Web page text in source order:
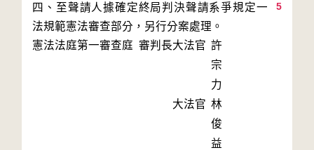
5
四、至聲請人據確定終局判決聲請系爭規定一
法規範憲法審查部分，另行分案處理。
憲法法庭第一審查庭 審判長大法官 許
宗
力
大法官 林
俊
益